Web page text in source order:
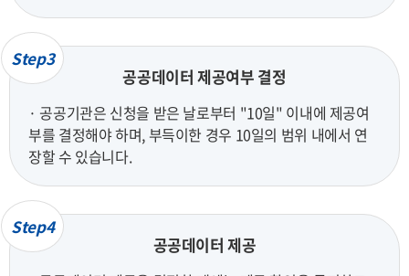
Step3
공공데이터 제공여부 결정
· 공공기관은 신청을 받은 날로부터 "10일" 이내에 제공여
부를 결정해야 하며, 부득이한 경우 10일의 범위 내에서 연
장할 수 있습니다.
Step4
공공데이터 제공